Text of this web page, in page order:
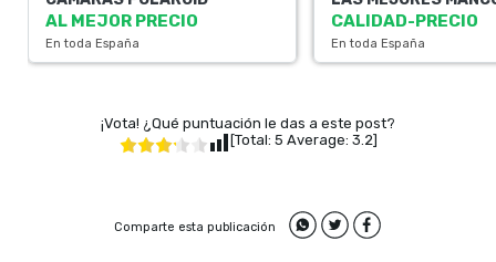
AL MEJOR PRECIO
En toda España
CALIDAD-PRECIO
En toda España
¡Vota! ¿Qué puntuación le das a este post?
[Total: 5 Average: 3.2]
Comparte esta publicación